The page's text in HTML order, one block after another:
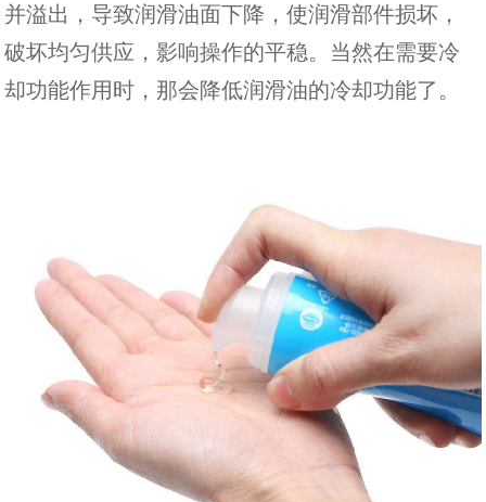
并溢出，导致润滑油面下降，使润滑部件损坏，
破坏均匀供应，影响操作的平稳。当然在需要冷
却功能作用时，那会降低润滑油的冷却功能了。